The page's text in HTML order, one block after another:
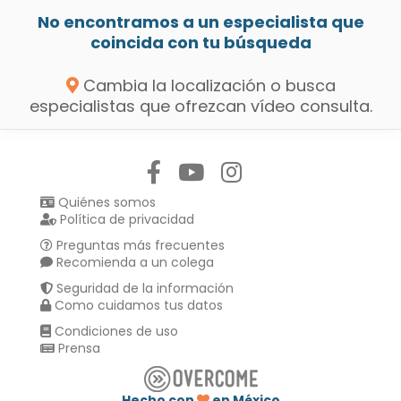
No encontramos a un especialista que
coincida con tu búsqueda
Cambia la localización o busca
especialistas que ofrezcan vídeo consulta.
Quiénes somos
Política de privacidad
Preguntas más frecuentes
Recomienda a un colega
Seguridad de la información
Como cuidamos tus datos
Condiciones de uso
Prensa